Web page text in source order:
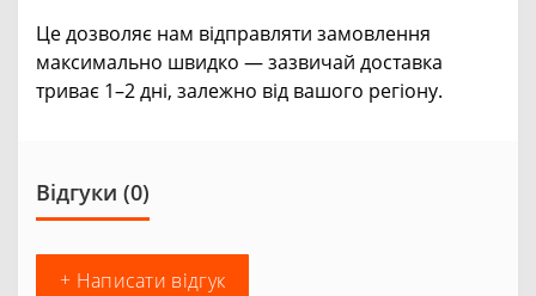
Це дозволяє нам відправляти замовлення
максимально швидко — зазвичай доставка
триває 1–2 дні, залежно від вашого регіону.
Відгуки (0)
+ Написати відгук